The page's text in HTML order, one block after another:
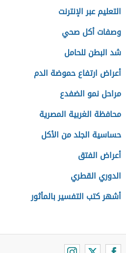
التعليم عبر الإنترنت
وصفات أكل صحي
شد البطن للحامل
أعراض ارتفاع حموضة الدم
مراحل نمو الضفدع
محافظة الغربية المصرية
حساسية الجلد من الأكل
أعراض الفتق
الدوري القطري
أشهر كتب التفسير بالمأثور